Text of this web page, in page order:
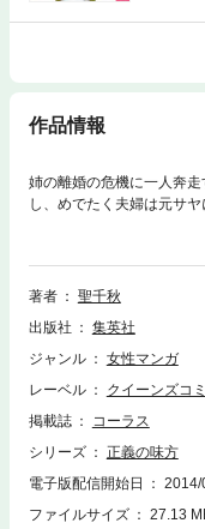
作品情報
姉の離婚の危機に一人奔
し、めでたく夫婦は元サ
著者
聖千秋
出版社
集英社
ジャンル
女性マンガ
レーベル
クイーンズコ
掲載誌
コーラス
シリーズ
正義の味方
電子版配信開始日
2014/
ファイルサイズ
27.13